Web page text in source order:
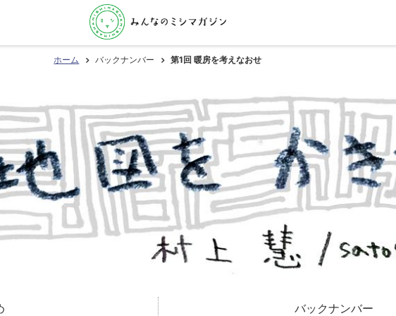
ホーム バックナンバー 第1回 暖房を考えなおせ
バックナンバー